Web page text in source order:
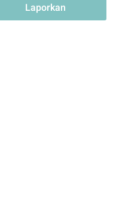
Laporkan